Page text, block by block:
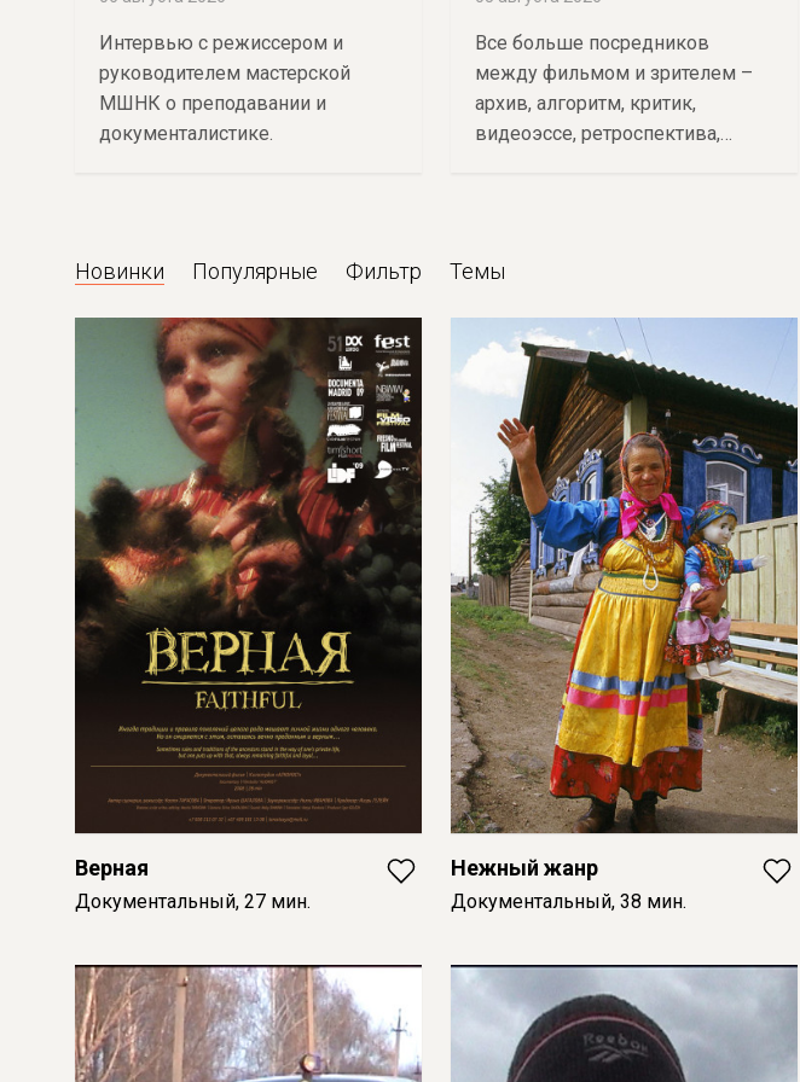
Интервью с режиссером и
руководителем мастерской
МШНК о преподавании и
документалистике.
Все больше посредников
между фильмом и зрителем –
архив, алгоритм, критик,
видеоэссе, ретроспектива,
Новинки Популярные Фильтр Темы
Верная
Документальный, 27 мин.
Нежный жанр
Документальный, 38 мин.